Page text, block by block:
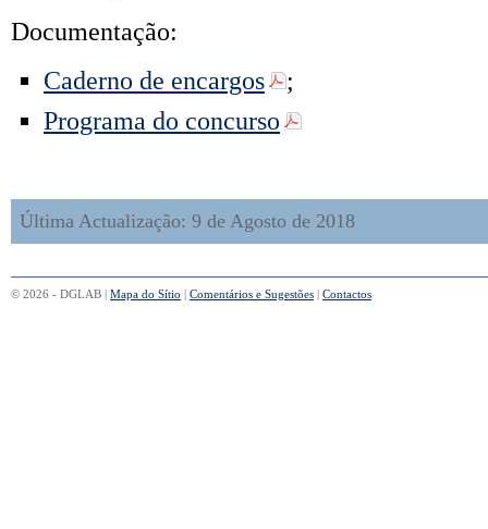
Documentação:
Caderno de encargos
;
Programa do concurso
Última Actualização: 9 de Agosto de 2018
© 2026 - DGLAB | Mapa do Sítio | Comentários e Sugestões | Contactos